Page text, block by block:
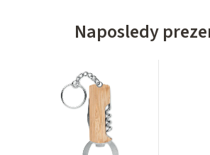
Naposledy